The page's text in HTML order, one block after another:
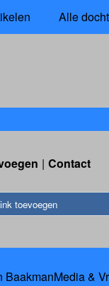
Alle
Contact
toevoegen
BaakmanMedia&